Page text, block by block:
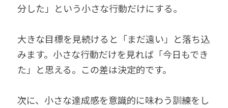
分した」という小さな行動だけにする。
大きな目標を見続けると「まだ遠い」と落ち込
みます。小さな行動だけを見れば「今日もでき
た」と思える。この差は決定的です。
次に、小さな達成感を意識的に味わう訓練をし